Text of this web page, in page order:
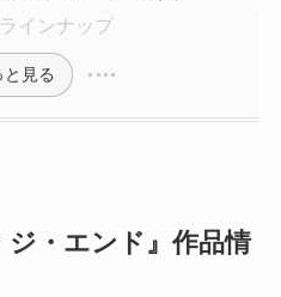
インナップ
と見る
ジ・エンド』作品情